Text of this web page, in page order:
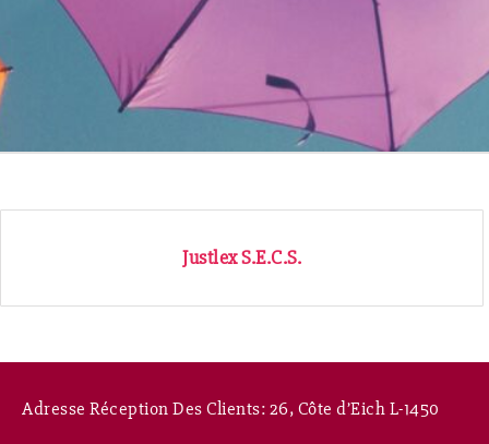
Justlex S.E.C.S.
Adresse Réception Des Clients: 26, Côte d’Eich L-1450